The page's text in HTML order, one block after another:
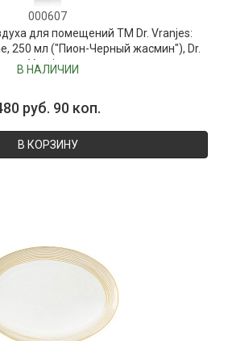
000607
для помещений ТМ Dr. Vranjes:
250 мл ("Пион-Черный жасмин"), Dr.
Vranjes
В НАЛИЧИИ
руб. 90 коп.
В КОРЗИНУ